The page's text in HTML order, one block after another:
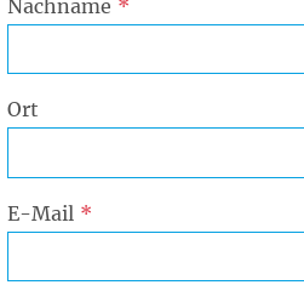
Nachname
Ort
E-Mail